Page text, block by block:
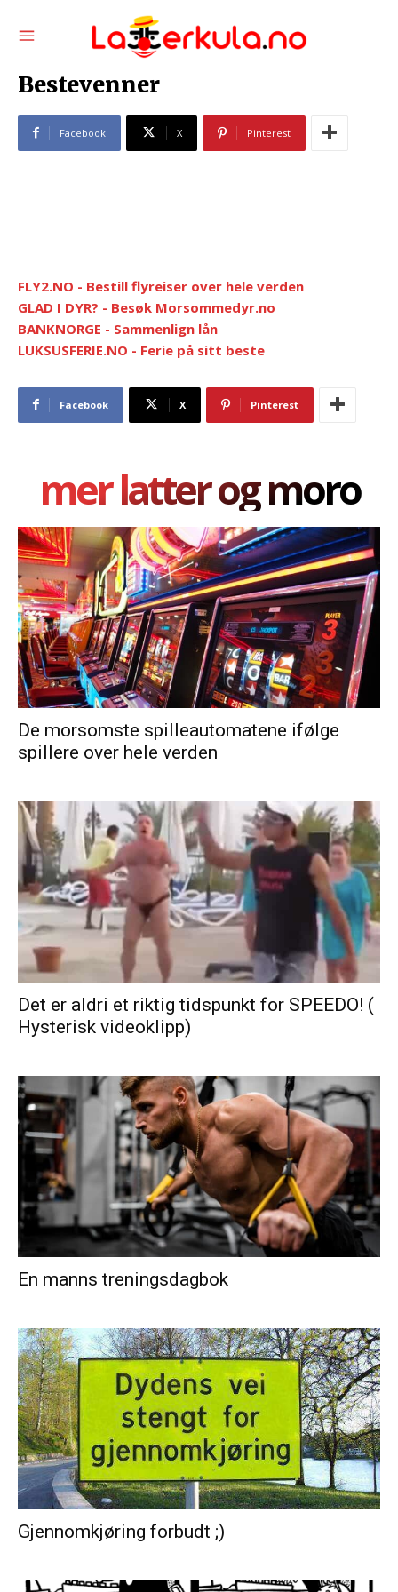
Bestevenner
Facebook X Pinterest
FLY2.NO - Bestill flyreiser over hele verden
GLAD I DYR? - Besøk Morsommedyr.no
BANKNORGE - Sammenlign lån
LUKSUSFERIE.NO - Ferie på sitt beste
Facebook X Pinterest
mer latter og moro
De morsomste spilleautomatene ifølge
spillere over hele verden
Det er aldri et riktig tidspunkt for SPEEDO! (
Hysterisk videoklipp)
En manns treningsdagbok
Gjennomkjøring forbudt ;)